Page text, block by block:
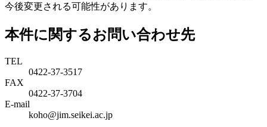
今後変更される可能性があります。
本件に関するお問い合わせ先
TEL
0422-37-3517
FAX
0422-37-3704
E-mail
koho@jim.seikei.ac.jp